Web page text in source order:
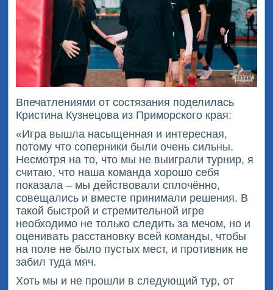
Впечатлениями от состязания поделилась
Кристина Кузнецова из Приморского края:
«Игра вышла насыщенная и интересная,
потому что соперники были очень сильны.
Несмотря на то, что мы не выиграли турнир, я
считаю, что наша команда хорошо себя
показала – мы действовали сплочённо,
совещались и вместе принимали решения. В
такой быстрой и стремительной игре
необходимо не только следить за мечом, но и
оценивать расстановку всей команды, чтобы
на поле не было пустых мест, и противник не
забил туда мяч.
Хоть мы и не прошли в следующий тур, от